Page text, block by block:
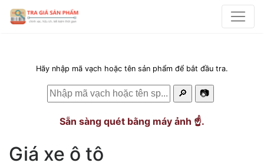
Hãy nhập mã vạch hoặc tên sản phẩm để bắt đầu tra.
🔎 📷
Sẵn sàng quét bằng máy ảnh ☝️.
Giá xe ô tô